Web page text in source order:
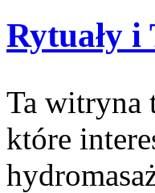
Rytuały i
Ta witryna
które